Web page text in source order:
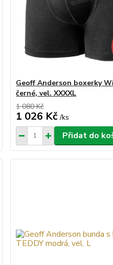
Geoff Anderson boxerky
černé, vel. XXXXL
1 080 Kč
1 026 Kč /ks
Přidat do